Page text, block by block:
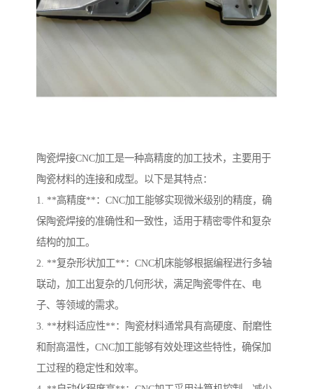
陶瓷焊接CNC加工是一种高精度的加工技术，主要用于
陶瓷材料的连接和成型。以下是其特点：
1. **高精度**：CNC加工能够实现微米级别的精度，确
保陶瓷焊接的准确性和一致性，适用于精密零件和复杂
结构的加工。
2. **复杂形状加工**：CNC机床能够根据编程进行多轴
联动，加工出复杂的几何形状，满足陶瓷零件在、电
子、等领域的需求。
3. **材料适应性**：陶瓷材料通常具有高硬度、耐磨性
和耐高温性，CNC加工能够有效处理这些特性，确保加
工过程的稳定性和效率。